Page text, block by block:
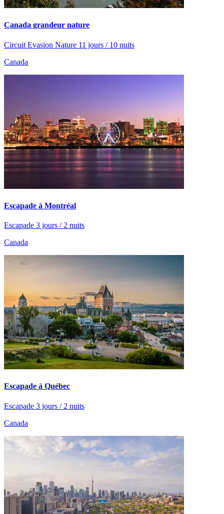
Canada grandeur nature
Circuit Evasion Nature 11 jours / 10 nuits
Canada
Escapade à Montréal
Escapade 3 jours / 2 nuits
Canada
Escapade à Québec
Escapade 3 jours / 2 nuits
Canada